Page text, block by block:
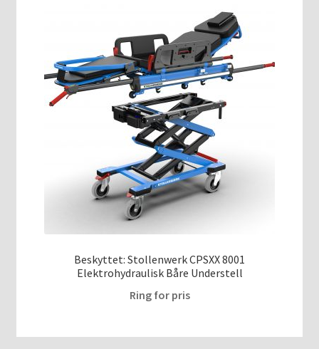
Beskyttet: Stollenwerk CPSXX 8001
Elektrohydraulisk Båre Understell
Ring for pris